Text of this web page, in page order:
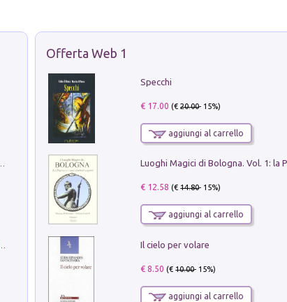
nella Francia dell'Ancien Régime
Offerta Web 1
Specchi
€ 17.00 (€20.00- 15%)
aggiungi al carrello
€ 12.58 (€14.80- 15%)
aggiungi al carrello
Il cielo per volare
€ 8.50 (€10.00- 15%)
aggiungi al carrello